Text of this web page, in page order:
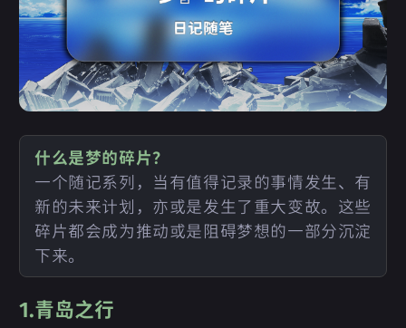
什么是梦的碎片？
一个随记系列，当有值得记录的事情发生、有
新的未来计划，亦或是发生了重大变故。这些
碎片都会成为推动或是阻碍梦想的一部分沉淀
下来。
1.青岛之行